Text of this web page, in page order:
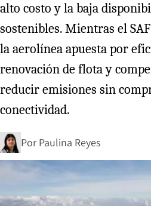
alto costo y la baja
sostenibles. Mientras el
la aerolínea apuesta por
renovación de flota y
reducir emisiones sin
conectividad.
Por Paulina Reyes